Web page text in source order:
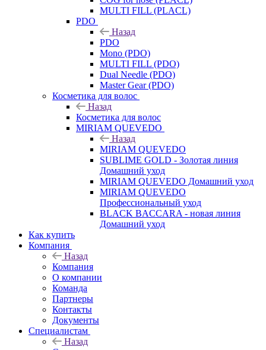
MULTI FILL (PLACL)
PDO
Назад
PDO
Mono (PDO)
MULTI FILL (PDO)
Dual Needle (PDO)
Master Gear (PDO)
Косметика для волос
Назад
Косметика для волос
MIRIAM QUEVEDO
Назад
MIRIAM QUEVEDO
SUBLIME GOLD - Золотая линия
Домашний уход
MIRIAM QUEVEDO Домашний уход
MIRIAM QUEVEDO
Профессиональный уход
BLACK BACCARA - новая линия
Домашний уход
Как купить
Компания
Назад
Компания
О компании
Команда
Партнеры
Контакты
Документы
Специалистам
Назад